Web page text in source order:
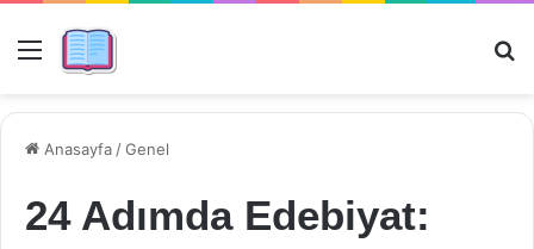
Menü
Anasayfa /Genel
24 Adımda Edebiyat: